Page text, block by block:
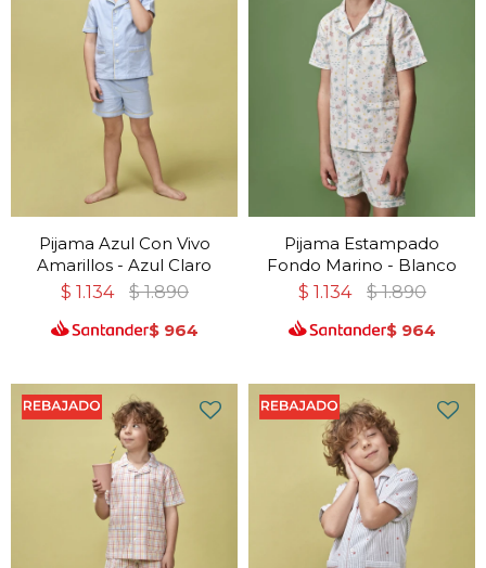
Pijama Azul Con Vivo
Amarillos - Azul Claro
$ 1.134 $ 1.890
$ 964
Pijama Estampado
Fondo Marino - Blanco
$ 1.134 $ 1.890
$ 964